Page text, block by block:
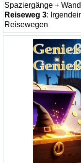
Spaziergänge +
Reiseweg 3:
Reisewegen